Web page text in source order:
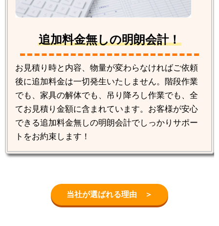
追加料金無しの明朗会計！
お見積り時と内容、物量が変わらなければご依頼
後に追加料金は一切発生いたしません。階段作業
でも、家具の解体でも、吊り降ろし作業でも、全
てお見積り金額に含まれています。お客様が安心
できる追加料金無しの明朗会計でしっかりサポー
トをお約束します！
当社が選ばれる理由 ＞